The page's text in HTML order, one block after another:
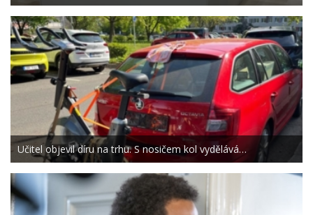
Učitel objevil díru na trhu. S nosičem kol vydělává…